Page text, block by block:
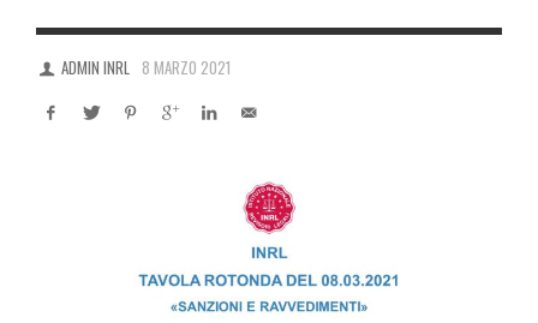
ADMIN INRL 8 MARZO 2021